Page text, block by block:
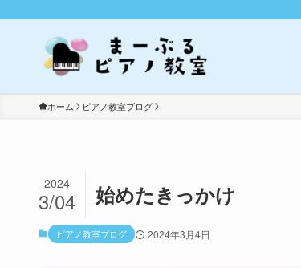
ホーム ピアノ教室ブログ
始めたきっかけ
2024
3/04
ピアノ教室ブログ 2024年3月4日